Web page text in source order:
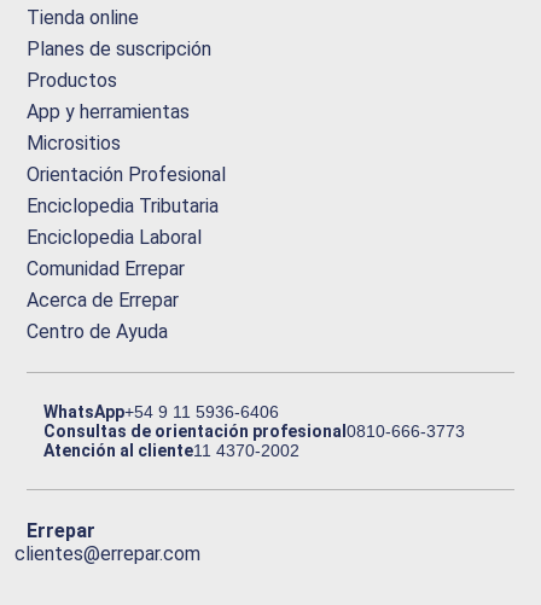
Tienda online
Planes de suscripción
Productos
App y herramientas
Micrositios
Orientación Profesional
Enciclopedia Tributaria
Enciclopedia Laboral
Comunidad Errepar
Acerca de Errepar
Centro de Ayuda
WhatsApp+54 9 11 5936-6406
Consultas de orientación profesional0810-666-3773
Atención al cliente11 4370-2002
Errepar
clientes@errepar.com